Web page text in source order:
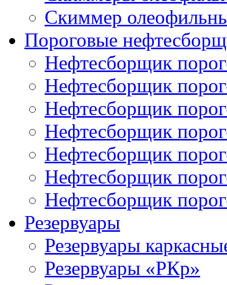
Скиммер
Пороговые
Нефтесборщик
Нефтесборщик
Нефтесборщик
Нефтесборщик
Нефтесборщик
Нефтесборщик
Нефтесборщик
Резервуары
Резервуары
Резервуары «РКр»